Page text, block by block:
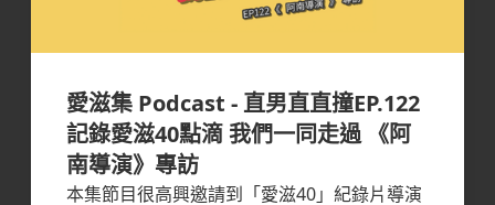
愛滋集 Podcast - 直男直直撞EP.122
記錄愛滋40點滴 我們一同走過 《阿
南導演》專訪
本集節目很高興邀請到「愛滋40」紀錄片導演